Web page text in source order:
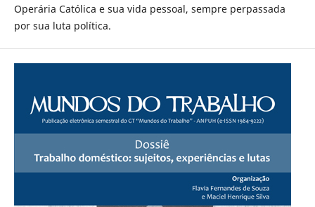
Operária Católica e sua vida pessoal, sempre perpassada
por sua luta política.